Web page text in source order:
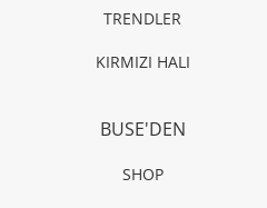
TRENDLER
KIRMIZI HALI
BUSE'DEN
SHOP